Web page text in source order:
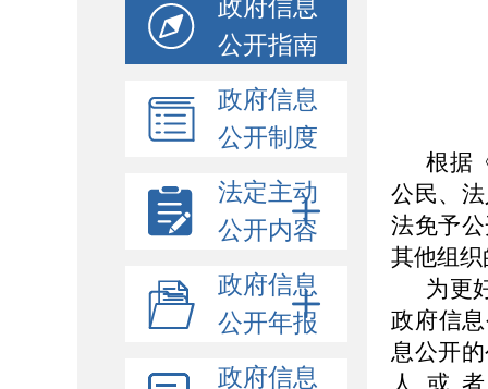
政府信息
公开指南
政府信息
公开制度
法定主动
公开内容
政府信息
公开年报
政府信息
根据
公民、
法免予
其他组
为更
政府信
息公开
人或